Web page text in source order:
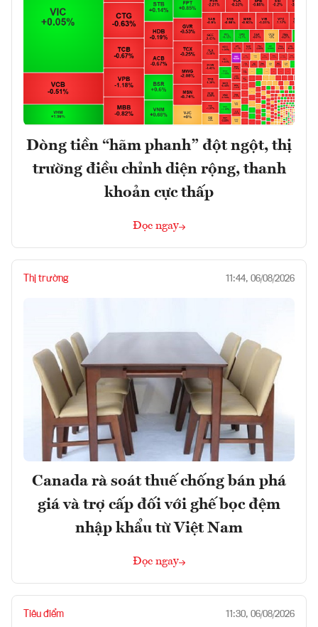
Dòng tiền “hãm phanh” đột ngột, thị
trường điều chỉnh diện rộng, thanh
khoản cực thấp
Đọc ngay
Thị trường 11:44, 06/08/2026
Canada rà soát thuế chống bán phá
giá và trợ cấp đối với ghế bọc đệm
nhập khẩu từ Việt Nam
Đọc ngay
Tiêu điểm 11:30, 06/08/2026